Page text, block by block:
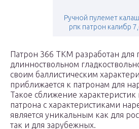
Ручной пулемет
рпк патрон калибр
Патрон 366 ТКМ разработан для
длинноствольном
своим баллистическим
приближается к патронам для
Такое сближение характеристик
патрона с характеристиками
является уникальным как для
так и для зарубежных.